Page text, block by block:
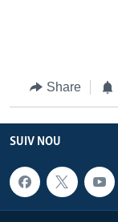
Share
SUIV NOU